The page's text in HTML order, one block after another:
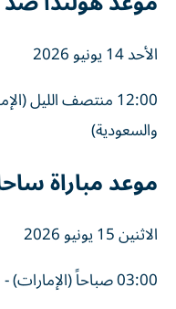
الأحد 14 يونيو 2026
والسعودية)
موعد مباراة
الاثنين 15 يونيو 2026
03:00 صباحاً (الإمارات) - 02:00 صباحاً (مصر والسعودية)